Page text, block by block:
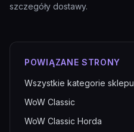
szczegóły dostawy.
POWIĄZANE STRONY
Wszystkie kategorie sklepu
WoW Classic
WoW Classic Horda